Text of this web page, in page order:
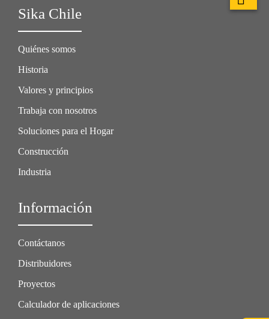
Sika Chile
Quiénes somos
Historia
Valores y principios
Trabaja con nosotros
Soluciones para el Hogar
Construcción
Industria
Información
Contáctanos
Distribuidores
Proyectos
Calculador de aplicaciones